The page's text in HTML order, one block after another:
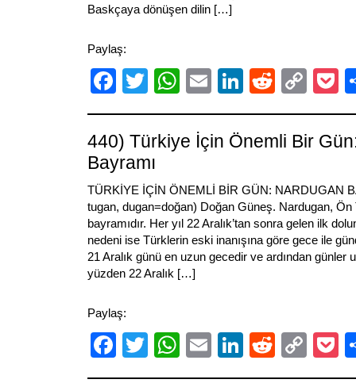
Baskçaya dönüşen dilin […]
Paylaş:
Facebook
TwitterWhatsApp
EmailLinkedIn
Reddit
Link
440) Türkiye İçin Önemli Bir
Bayramı
TÜRKİYE İÇİN ÖNEMLİ BİR GÜN: NARDUGAN
tugan, dugan=doğan) Doğan Güneş. Nardugan, Ön
bayramıdır. Her yıl 22 Aralık’tan sonra gelen ilk
nedeni ise Türklerin eski inanışına göre gece ile
21 Aralık günü en uzun gecedir ve ardından günler
yüzden 22 Aralık […]
Paylaş:
Facebook
TwitterWhatsApp
EmailLinkedIn
Reddit
Link